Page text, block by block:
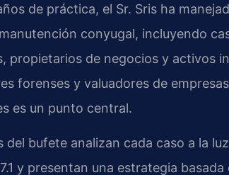
de práctica, el Sr. Sris ha
conyugal, incluyendo
propietarios de negocios y activos
forenses y valuadores de
es un punto central.
del bufete analizan cada caso a la
y presentan una estrategia